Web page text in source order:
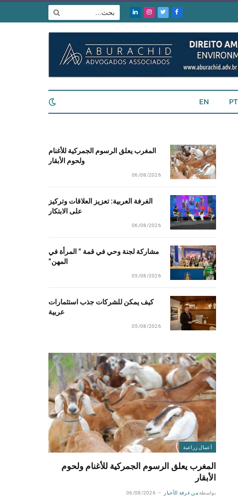
فيسبوكتويترالانستغرام
لينكدإن
PT
EN
المغرب يعلق الرسوم الجمركية للأغنام
ولحوم الأبقار
06/08/2026
الغرفة العربية: تعزيز العلاقات وتركيز
على الابتكار
06/08/2026
مشاركة لجنة وحي في قمة ” المرأة في
المهن”
05/08/2026
كيف يمكن للشركات جذب استثمارات
عربية
05/08/2026
أعمال زراعية
المغرب يعلق الرسوم الجمركية للأغنام ولحوم
الأبقار
بواسطة من غرفة الأخبار 06/08/2026